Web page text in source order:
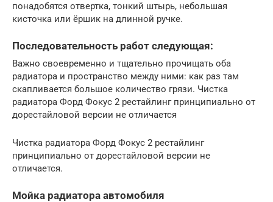
понадобятся отвертка, тонкий штырь, небольшая
кисточка или ёршик на длинной ручке.
Последовательность работ следующая:
Важно своевременно и тщательно прочищать оба
радиатора и пространство между ними: как раз там
скапливается большое количество грязи. Чистка
радиатора Форд Фокус 2 рестайлинг принципиально от
дорестайловой версии не отличается
Чистка радиатора Форд Фокус 2 рестайлинг
принципиально от дорестайловой версии не
отличается.
Мойка радиатора автомобиля